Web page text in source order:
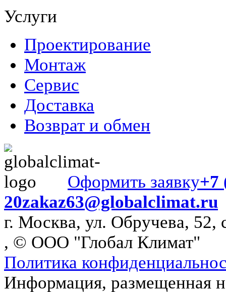
Услуги
Проектирование
Монтаж
Сервис
Доставка
Возврат и обмен
Оформить заявку+7
20zakaz63@globalclimat.ru
г. Москва, ул. Обручева, 52,
, © ООО "Глобал Климат"
Политика
Информация, размещенная